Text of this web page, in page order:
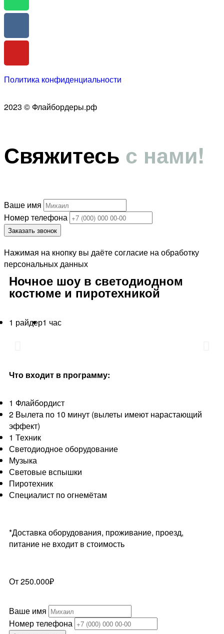
Политика конфиденциальности
2023 © Флайбордеры.рф
Свяжитесь с нами!
Ваше имя
Номер телефона
Заказать звонок
Нажимая на кнопку вы даёте согласие на обработку
персональных данных
Ночное шоу в светодиодном
костюме и пиротехникой
1 райдер1 час
Что входит в программу:
1 Флайбордист
2 Вылета по 10 минут (вылеты имеют нарастающий
эффект)
1 Техник
Светодиодное оборудование
Музыка
Световые вспышки
Пиротехник
Специалист по огнемётам
*Доставка оборудования, проживание, проезд,
питание не входит в стоимость
От 250.000₽
Ваше имя
Номер телефона